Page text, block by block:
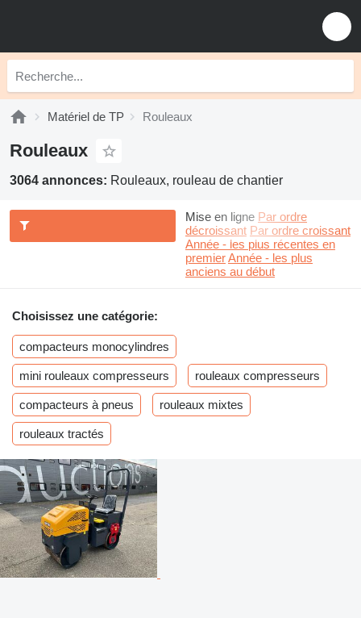
Matériel de TP Rouleaux
Rouleaux
3064 annonces: Rouleaux, rouleau de chantier
Mise en ligne Par ordre
décroissant Par ordre croissant
Année - les plus récentes en
premierAnnée - les plus
anciens au début
Choisissez une catégorie:
compacteurs monocylindres
mini rouleaux compresseurs rouleaux compresseurs
compacteurs à pneus rouleaux mixtes
rouleaux tractés